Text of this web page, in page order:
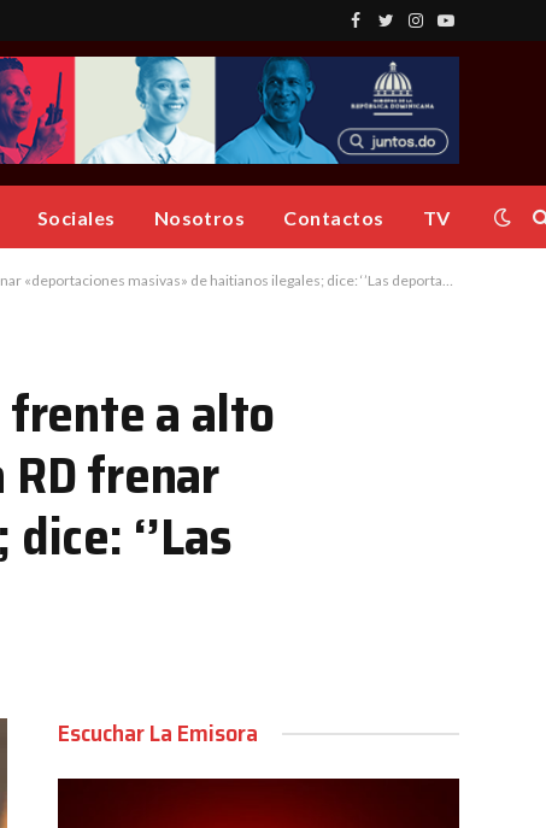
Facebook
TwitterInstagram
YouTube
Sociales Nosotros Contactos TV
de haitianos ilegales; dice: ‘’Las deportaciones seguirán y se incrementarán’’
frente a alto
frenar
‘’Las
Escuchar La Emisora